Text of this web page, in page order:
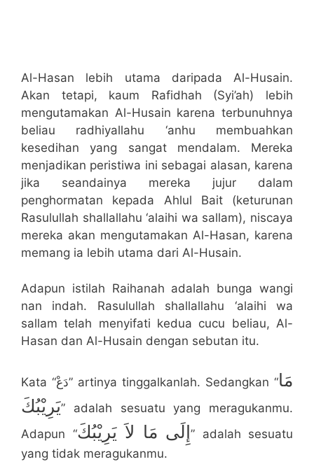
Al-Hasan lebih utama daripada Al-Husain.
Akan tetapi, kaum Rafidhah (Syi’ah) lebih
mengutamakan Al-Husain karena terbunuhnya
beliau radhiyallahu ‘anhu membuahkan
kesedihan yang sangat mendalam. Mereka
menjadikan peristiwa ini sebagai alasan, karena
jika seandainya mereka jujur dalam
penghormatan kepada Ahlul Bait (keturunan
Rasulullah shallallahu ‘alaihi wa sallam), niscaya
mereka akan mengutamakan Al-Hasan, karena
memang ia lebih utama dari Al-Husain.
Adapun istilah Raihanah adalah bunga wangi
nan indah. Rasulullah shallallahu ‘alaihi wa
sallam telah menyifati kedua cucu beliau, Al-
Hasan dan Al-Husain dengan sebutan itu.
Kata “دَعْ” artinya tinggalkanlah. Sedangkan “مَا
يَرِيْبُكَ” adalah sesuatu yang meragukanmu.
Adapun “إِلَى مَا لاَ يَرِيْبُكَ ” adalah sesuatu
yang tidak meragukanmu.